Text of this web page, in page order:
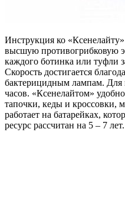
Инструкция ко
высшую противогрибковую
каждого ботинка или туфли
Скорость достигается
бактерицидным лампам. Для
часов. «Ксенелайтом»
тапочки, кеды и кроссовки,
работает на батарейках,
ресурс рассчитан на 5 – 7 лет.